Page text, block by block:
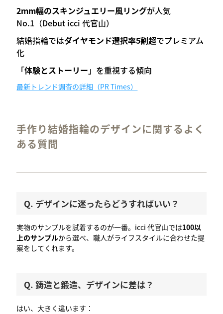
2mm幅のスキンジュエリー風リングが人気
No.1（Debut icci 代官山）
結婚指輪ではダイヤモンド選択率5割超でプレミアム
化
「体験とストーリー 」を重視する傾向
最新トレンド調査の詳細（PR Times）
手作り結婚指輪のデザインに関するよく
ある質問
Q. デザインに迷ったらどうすればいい？
実物のサンプルを試着するのが一番。icci 代官山では100以
上のサンプルから選べ、職人がライフスタイルに合わせた提
案をしてくれます。
Q. 鋳造と鍛造、デザインに差は？
はい、大きく違います：